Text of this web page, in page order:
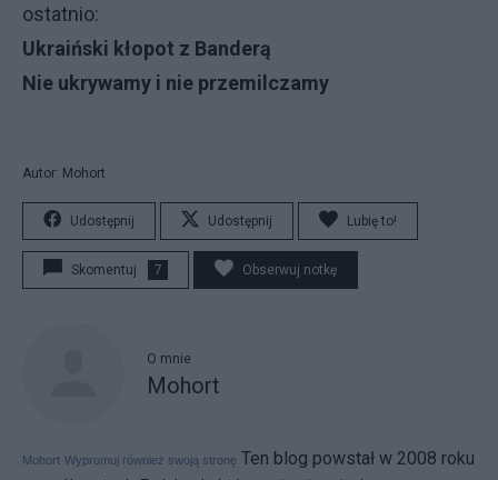
ostatnio:
Ukraiński kłopot z Banderą
Nie ukrywamy i nie przemilczamy
Autor: Mohort
Udostępnij Udostępnij Lubię to!
Skomentuj 7 Obserwuj notkę
O mnie
Mohort
Mohort Wypromuj również swoją stronę Ten blog powstał w 2008 roku